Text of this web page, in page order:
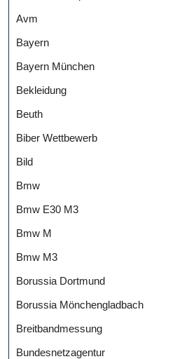
Avm
Bayern
Bayern München
Bekleidung
Beuth
Biber Wettbewerb
Bild
Bmw
Bmw E30 M3
Bmw M
Bmw M3
Borussia Dortmund
Borussia Mönchengladbach
Breitbandmessung
Bundesnetzagentur